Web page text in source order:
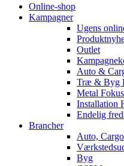
Online-shop
Kampagner
Ugens
Outlet
Auto &
Træ & Byg
Metal Fokus
Installation
Endelig
Brancher
Auto,
Byg